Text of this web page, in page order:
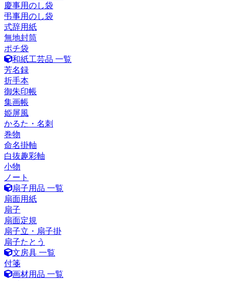
慶事用のし袋
弔事用のし袋
式辞用紙
無地封筒
ポチ袋
和紙工芸品 一覧
芳名録
折手本
御朱印帳
集画帳
姫屏風
かるた・名刺
巻物
命名掛軸
白抜趣彩軸
小物
ノート
扇子用品 一覧
扇面用紙
扇子
扇面定規
扇子立・扇子掛
扇子たとう
文房具 一覧
付箋
画材用品 一覧